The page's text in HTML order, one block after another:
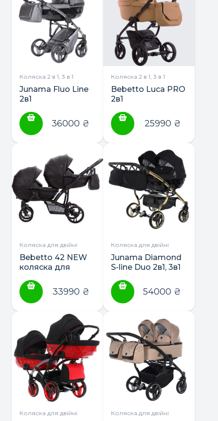
Коляска 2 в 1, 3 в 1
Junama Fluo Line
2в1
36000 ₴
Коляска 2 в 1, 3 в 1
Bebetto Luca PRO
2в1
25990 ₴
Коляска для двійні
Bebetto 42 NEW
коляска для
33990 ₴
Коляска для двійні
Junama Diamond
S-line Duo 2в1, 3в1
54000 ₴
Коляска для двійні Коляска для двійні